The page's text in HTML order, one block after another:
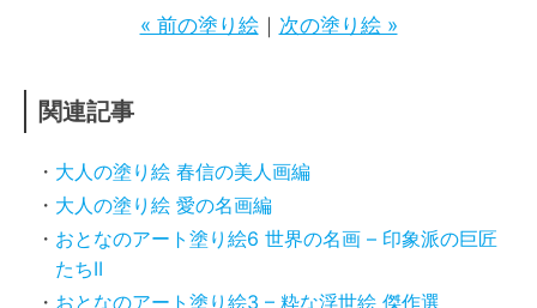
« 前の塗り絵｜ 次の塗り絵 »
関連記事
大人の塗り絵 春信の美人画編
大人の塗り絵 愛の名画編
おとなのアート塗り絵6 世界の名画 – 印象派の巨匠
たちII
おとなのアート塗り絵3 – 粋な浮世絵 傑作選